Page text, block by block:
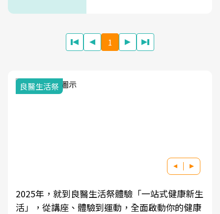
1
我與健康韌性的距離
良醫健康網從「換季的身體變化」出發，透過醫
學觀點與日常感受的對話，建立對亞健康的認